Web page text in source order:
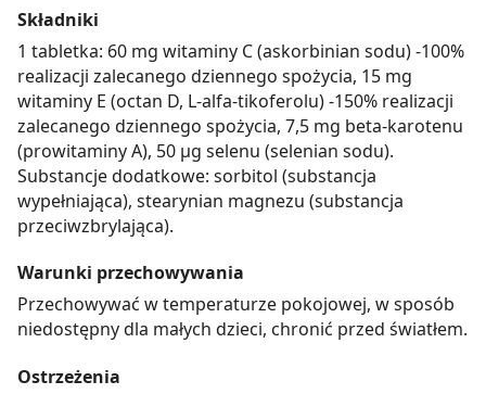
Składniki
1 tabletka: 60 mg witaminy C (askorbinian sodu) -100%
realizacji zalecanego dziennego spożycia, 15 mg
witaminy E (octan D, L-alfa-tikoferolu) -150% realizacji
zalecanego dziennego spożycia, 7,5 mg beta-karotenu
(prowitaminy A), 50 μg selenu (selenian sodu).
Substancje dodatkowe: sorbitol (substancja
wypełniająca), stearynian magnezu (substancja
przeciwzbrylająca).
Warunki przechowywania
Przechowywać w temperaturze pokojowej, w sposób
niedostępny dla małych dzieci, chronić przed światłem.
Ostrzeżenia